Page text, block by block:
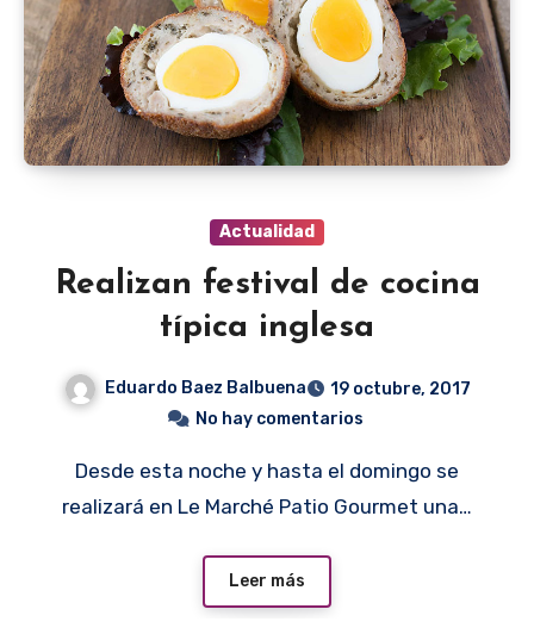
Actualidad
Realizan festival de cocina
típica inglesa
Eduardo Baez Balbuena
19 octubre, 2017
No hay comentarios
Desde esta noche y hasta el domingo se
realizará en Le Marché Patio Gourmet una…
Leer más